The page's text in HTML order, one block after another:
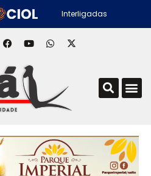
Interligadas